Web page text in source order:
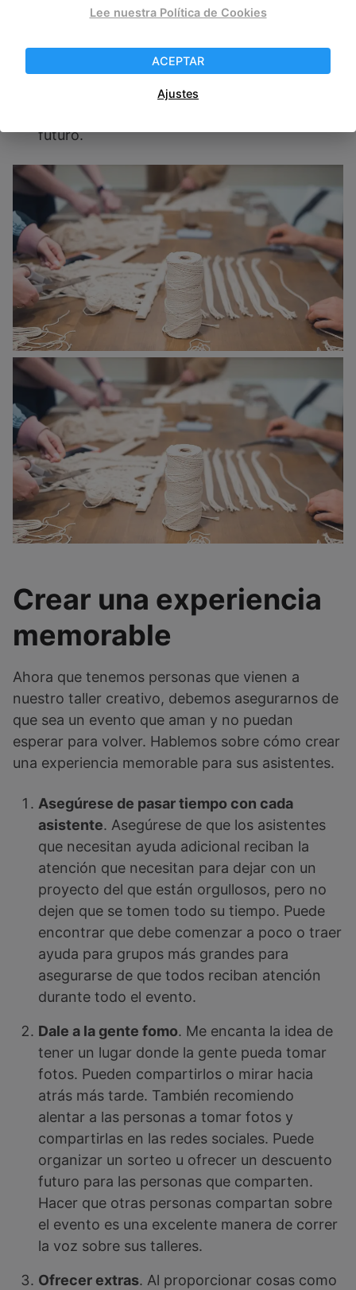
Dicen que es más fácil vender a un cliente
existente que encontrar uno nuevo. Puede
ofrecer un descuento a todos los que vengan
futuro.
Crear una experiencia
memorable
Ahora que tenemos personas que vienen a
nuestro taller creativo, debemos asegurarnos de
que sea un evento que aman y no puedan
esperar para volver. Hablemos sobre cómo crear
una experiencia memorable para sus asistentes.
Asegúrese de pasar tiempo con cada
asistente. Asegúrese de que los asistentes
que necesitan ayuda adicional reciban la
atención que necesitan para dejar con un
proyecto del que están orgullosos, pero no
dejen que se tomen todo su tiempo. Puede
encontrar que debe comenzar a poco o traer
ayuda para grupos más grandes para
asegurarse de que todos reciban atención
durante todo el evento.
Dale a la gente fomo. Me encanta la idea de
tener un lugar donde la gente pueda tomar
fotos. Pueden compartirlos o mirar hacia
atrás más tarde. También recomiendo
alentar a las personas a tomar fotos y
compartirlas en las redes sociales. Puede
organizar un sorteo u ofrecer un descuento
futuro para las personas que comparten.
Hacer que otras personas compartan sobre
el evento es una excelente manera de correr
la voz sobre sus talleres.
Ofrecer extras. Al proporcionar cosas como
Lee nuestra Política de Cookies
ACEPTAR
Ajustes